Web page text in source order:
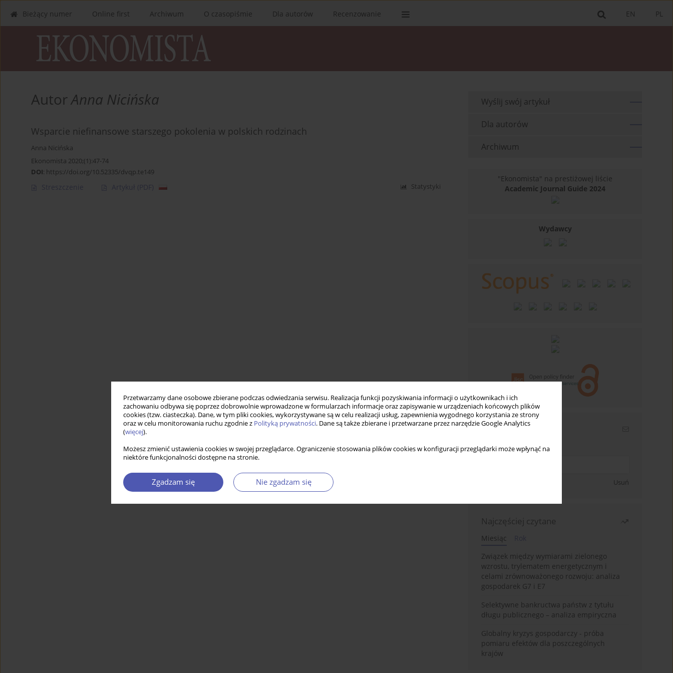
Przetwarzamy dane osobowe zbierane podczas odwiedzania serwisu. Realizacja funkcji pozyskiwania informacji o użytkownikach i ich
zachowaniu odbywa się poprzez dobrowolnie wprowadzone w formularzach informacje oraz zapisywanie w urządzeniach końcowych plików
cookies (tzw. ciasteczka). Dane, w tym pliki cookies, wykorzystywane są w celu realizacji usług, zapewnienia wygodnego korzystania ze strony
oraz w celu monitorowania ruchu zgodnie z Polityką prywatności. Dane są także zbierane i przetwarzane przez narzędzie Google Analytics
(więcej).
Możesz zmienić ustawienia cookies w swojej przeglądarce. Ograniczenie stosowania plików cookies w konfiguracji przeglądarki może wpłynąć na
niektóre funkcjonalności dostępne na stronie.
Zgadzam się Nie zgadzam się
PL
EN
Bieżący numer Online first Archiwum O czasopiśmie Dla autorów Recenzowanie
AutorAnna Nicińska
Wsparcie niefinansowe starszego pokolenia w polskich rodzinach
Anna Nicińska
Ekonomista 2020;(1):47-74
DOI: https://doi.org/10.52335/dvqp.te149
Streszczenie Artykuł (PDF) Statystyki
Wyślij swój artykuł
Dla autorów
Archiwum
"Ekonomista" na prestiżowej liście
Academic Journal Guide 2024
Wydawcy
Newsletter
Wpisz swój adres email
Usuń
Najczęściej czytane
Miesiąc
Związek między wymiarami zielonego
wzrostu, trylematem energetycznym i
celami zrównoważonego rozwoju: analiza
gospodarek G7 i E7
Selektywne bankructwa państw z tytułu
długu publicznego – analiza empiryczna
Globalny kryzys gospodarczy - próba
pomiaru efektów dla poszczególnych
krajów